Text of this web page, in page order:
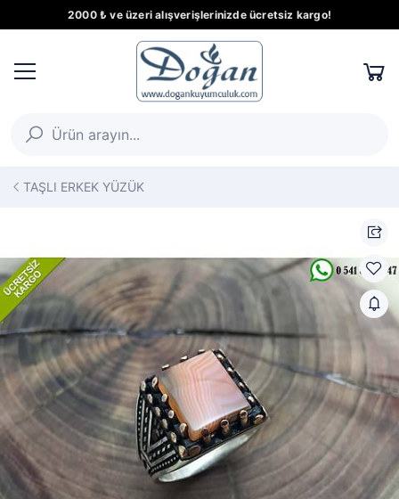
2000 ₺ ve üzeri alışverişlerinizde ücretsiz kargo!
TAŞLI ERKEK YÜZÜK